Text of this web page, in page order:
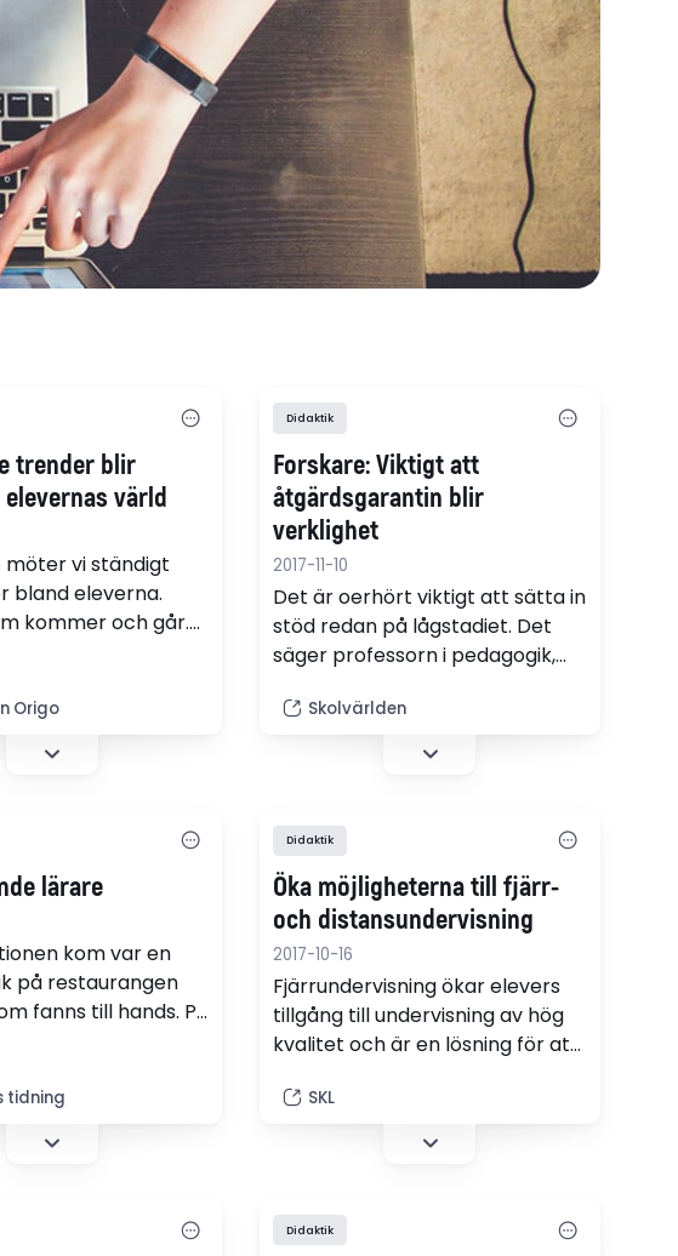
trender blir
värld
möter vi ständigt
bland eleverna.
kommer och går.
Origo
Didaktik
Forskare: Viktigt att
åtgärdsgarantin blir
verklighet
2017-11-10
Det är oerhört viktigt att sätta in
stöd redan på lågstadiet. Det
säger professorn i pedagogik,
regeringens läsa-skriva-räkna-
garantin riskerar att inte blir
verkligen försöka vända på
systemet", säger hon.
Skolvärlden
lärare
kom var en
på restaurangen
fanns till hands. På
som sträckt sig över
tidning
Didaktik
Öka möjligheterna till fjärr-
och distansundervisning
2017-10-16
Fjärrundervisning ökar elevers
tillgång till undervisning av hög
kvalitet och är en lösning för att
hade vi önskat att utredningens
förslag gått ännu längre.
SKL
Didaktik